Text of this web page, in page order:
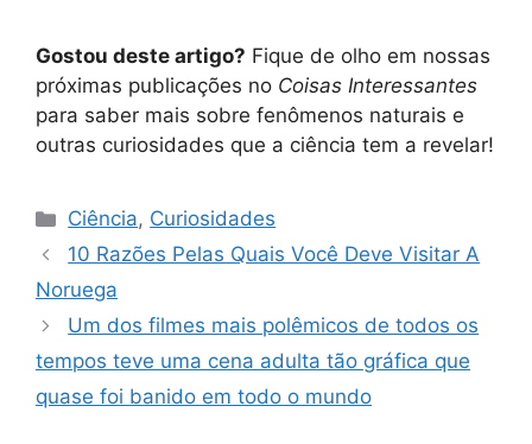
Gostou deste artigo? Fique de olho em nossas
próximas publicações no Coisas Interessantes
para saber mais sobre fenômenos naturais e
outras curiosidades que a ciência tem a revelar!
Categorias
Ciência, Curiosidades
10 Razões Pelas Quais Você Deve Visitar A
Noruega
Um dos filmes mais polêmicos de todos os
tempos teve uma cena adulta tão gráfica que
quase foi banido em todo o mundo